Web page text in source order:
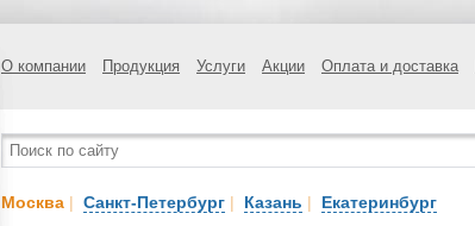
О компании Продукция Услуги Акции Оплата и доставка
Москва | Санкт-Петербург | Казань | Екатеринбург